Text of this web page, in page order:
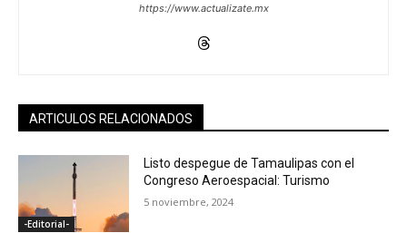
https://www.actualizate.mx
ARTICULOS RELACIONADOS
-Editorial-
Listo despegue de Tamaulipas con el
Congreso Aeroespacial: Turismo
5 noviembre, 2024